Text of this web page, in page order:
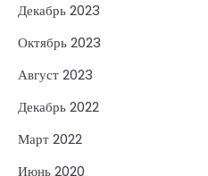
Декабрь 2023
Октябрь 2023
Август 2023
Декабрь 2022
Март 2022
Июнь 2020